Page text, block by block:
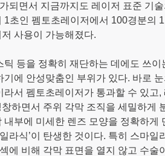
되면서 지금까지도 레이저 표준 기
초인 펨토초레이저에서 100경분의
사용이 가능해졌다.
등을 정확히 재단하는 데에도 쓰이
에 안성맞춤인 부위가 있다. 바로
서 펨토초레이저가 통과할 수 있고,
하면서 주위 각막 조직을 세밀하게
부에 미세한 렌즈 모양을 정확하게
라식’이 탄생한 것이다. 특히 스마일
에 비해 각막 표면을 열지 않고 수술